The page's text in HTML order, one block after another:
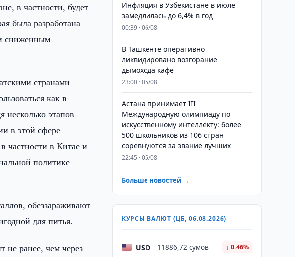
в частности, будет
была разработана
сниженным
странами
как в
этапов
в этой сфере
частности в Китае и
политике
обеззараживают
для питья.
не ранее, чем через
Инфляция в Узбекистане в июле
замедлилась до 6,4% в год
00:39 · 06/08
В Ташкенте оперативно
ликвидировано возгорание
дымохода кафе
23:00 · 05/08
Астана принимает III
Международную олимпиаду по
искусственному интеллекту: более
500 школьников из 106 стран
соревнуются за звание лучших
22:45 · 05/08
Больше новостей →
КУРСЫ ВАЛЮТ (ЦБ, 06.08.2026)
USD 11886,72 сумов ↓ 0.46%